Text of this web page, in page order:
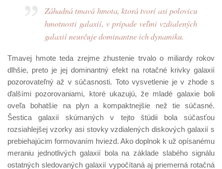
Záhadná tmavá hmota, ktorá tvorí asi polovicu
hmotnosti galaxií, v prípade veľmi vzdialených
galaxií neurčuje dominantne ich dynamiku.
Tmavej hmote teda zrejme zhustenie trvalo o miliardy rokov
dlhšie, preto je jej dominantný efekt na rotačné krivky galaxií
pozorovateľný až v súčasnosti. Toto vysvetlenie je v zhode s
ďalšími pozorovaniami, ktoré ukazujú, že mladé galaxie boli
oveľa bohatšie na plyn a kompaktnejšie než tie súčasné.
Šestica galaxií skúmaných v tejto štúdii bola súčasťou
rozsiahlejšej vzorky asi stovky vzdialených diskových galaxií s
prebiehajúcim formovaním hviezd. Ako doplnok k už opísanému
meraniu jednotlivých galaxií bola na základe slabého signálu
ostatných sledovaných galaxií vypočítaná aj priemerná rotačná